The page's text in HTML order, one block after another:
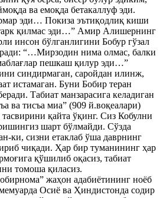
ва емоқда бетакаллуф эди.
эди… Покиза эътиқодлиқ киши
қилмас эди…” Амир Алишернинг
инсон бўлганлигини Бобур гўзал
“…Мирзодин нима олмас, балки
пешкаш қилур эди…”
синдирмаган, саройдан илинж,
истамаган. Буни Бобир теран
Табиат манзарасига келадиган
ва тисъа миа” (909 й.воқеалари)
қайта ўқинг. Сиз Кобулни
шарт бўлмайди. Сўзда
ки, сизни етаклаб ўша даврнинг
чиқади. Ҳар бир туманининг ҳар
қўшилиб оқасиз, табиат
томоша қиласиз.
жаҳон адабиётининг ноёб
Осиё ва Ҳиндистонда содир